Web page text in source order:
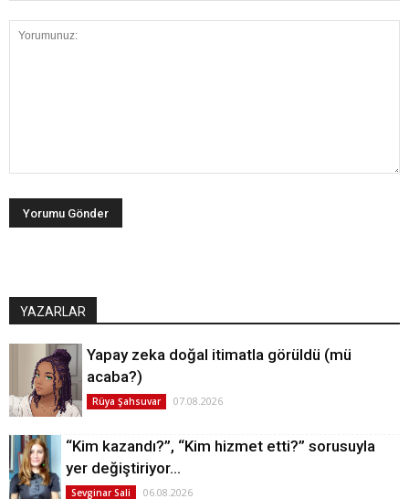
YAZARLAR
Yapay zeka doğal itimatla görüldü (mü
acaba?)
Rüya Şahsuvar 07.08.2026
“Kim kazandı?”, “Kim hizmet etti?” sorusuyla
yer değiştiriyor…
Sevginar Sali 06.08.2026